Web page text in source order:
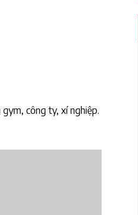
công ty, xí nghiệp.